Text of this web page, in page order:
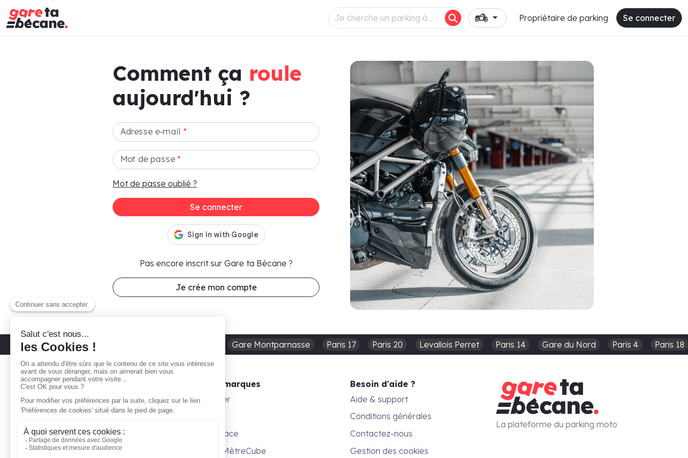
Propriétaire de parking Se connecter
Comment ça roule
aujourd'hui ?
Adresse e-mail *
Mot de passe*
Mot de passe oublié ?
Se connecter
Pas encore inscrit sur Gare ta Bécane ?
Je crée mon compte
Découvrez nos parkings moto Gare Montparnasse Paris 17 Paris 20 Levallois Perret Paris 14 Gare du Nord Paris 4 Paris 18
Gare ta Bécane
À propos
Comment ça marche ?
Je suis propriétaire
Blog
Nos marques
Subter
Surplace
PetitMètreCube
Besoin d'aide ?
Aide & support
Conditions générales
Contactez-nous
Gestion des cookies
La plateforme du parking moto